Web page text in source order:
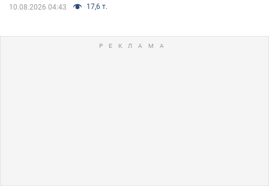
10.08.2026 04:43 17,6 т.